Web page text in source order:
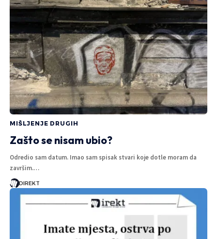
MIŠLJENJE DRUGIH
Zašto se nisam ubio?
Odredio sam datum. Imao sam spisak stvari koje dotle moram da
završim.…
DIREKT